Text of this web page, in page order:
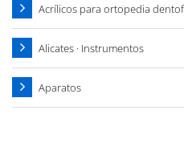
Acrílicos para ortopedia
Alicates · Instrumentos
Aparatos